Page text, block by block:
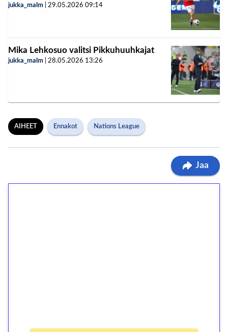
jukka_malm 29.05.2026 09:14
Mika Lehkosuo valitsi Pikkuhuuhkajat
jukka_malm 28.05.2026 13:26
AIHEET Ennakot Nations League
Jaa